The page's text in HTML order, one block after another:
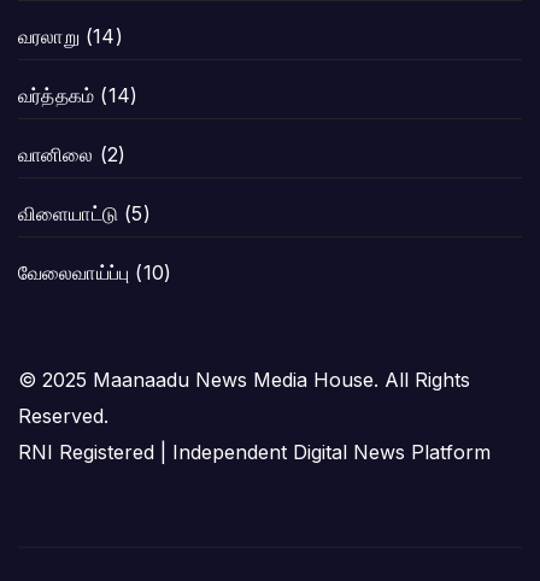
வரலாறு (14)
வர்த்தகம் (14)
வானிலை (2)
விளையாட்டு (5)
வேலைவாய்ப்பு (10)
© 2025 Maanaadu News Media House. All Rights
Reserved.
RNI Registered | Independent Digital News Platform